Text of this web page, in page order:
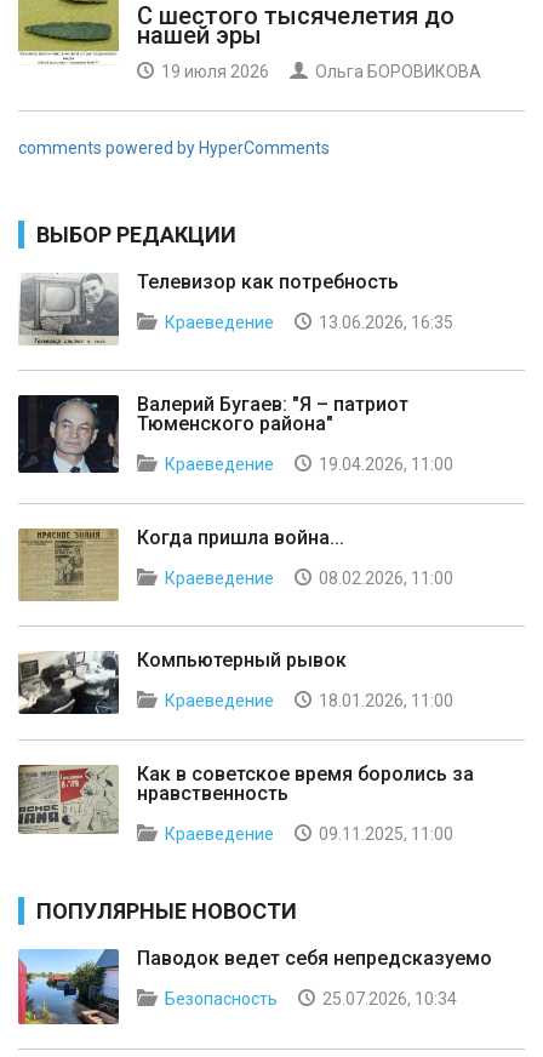
С шестого тысячелетия до
нашей эры
19 июля 2026 Ольга БОРОВИКОВА
comments powered by HyperComments
ВЫБОР РЕДАКЦИИ
Телевизор как потребность
Краеведение 13.06.2026, 16:35
Валерий Бугаев: "Я – патриот
Тюменского района"
Краеведение 19.04.2026, 11:00
Когда пришла война...
Краеведение 08.02.2026, 11:00
Компьютерный рывок
Краеведение 18.01.2026, 11:00
Как в советское время боролись за
нравственность
Краеведение 09.11.2025, 11:00
ПОПУЛЯРНЫЕ НОВОСТИ
Паводок ведет себя непредсказуемо
Безопасность 25.07.2026, 10:34